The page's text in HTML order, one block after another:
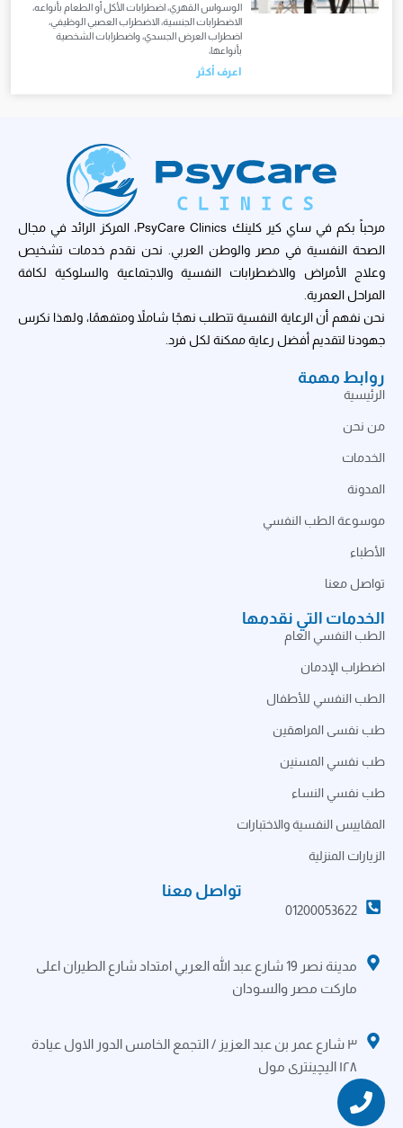
الوسواس القهري، اضطرابات الأكل أو الطعام بأنواعه،
الاضطرابات الجنسية، الاضطراب العصبي الوظيفي،
اضطراب العرض الجسدي، واضطرابات الشخصية
بأنواعها،
اعرف أكثر
مرحباً بكم في ساي كير كلينك PsyCare Clinics، المركز الرائد في مجال
الصحة النفسية في مصر والوطن العربي. نحن نقدم خدمات تشخيص
وعلاج الأمراض والاضطرابات النفسية والاجتماعية والسلوكية لكافة
المراحل العمرية.
نحن نفهم أن الرعاية النفسية تتطلب نهجًا شاملاً ومتفهمًا، ولهذا نكرس
جهودنا لتقديم أفضل رعاية ممكنة لكل فرد.
روابط مهمة
الرئيسية
من نحن
الخدمات
المدونة
موسوعة الطب النفسي
الأطباء
تواصل معنا
الخدمات التي نقدمها
الطب النفسي العام
اضطراب الإدمان
الطب النفسي للأطفال
طب نفسى المراهقين
طب نفسي المسنين
طب نفسي النساء
المقاييس النفسية والاختبارات
الزيارات المنزلية
تواصل معنا
01200053622
مدينة نصر 19 شارع عبد الله العربي امتداد شارع الطيران اعلى
ماركت مصر والسودان
٣ شارع عمر بن عبد العزيز / التجمع الخامس الدور الاول عيادة
١٢٨ اليچينترى مول